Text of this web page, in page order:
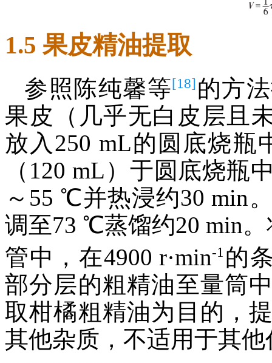
1.5 果皮精油提取
参照陈纯馨等[18] 的方
果皮（几乎无白皮层且
放入250 mL的圆底烧瓶
（120 mL）于圆底烧瓶
～55 ℃并热浸约30 min
调至73 ℃蒸馏约20 min
管中，在4900 r·min-1 的
部分层的粗精油至量筒
取柑橘粗精油为目的，
其他杂质，不适用于其